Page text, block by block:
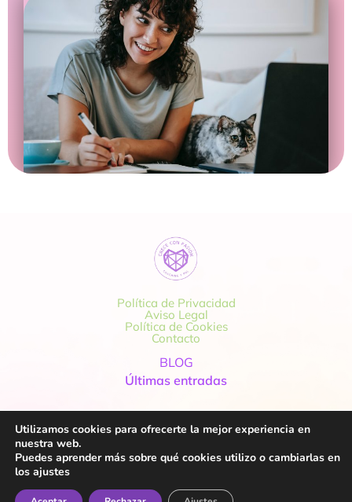
Política de Privacidad
Aviso Legal
Política de Cookies
Contacto
BLOG
Últimas entradas
© 2023 Crece Con Pasión
Todos los derechos reservados
Utilizamos cookies para ofrecerte la mejor experiencia en
nuestra web.
Puedes aprender más sobre qué cookies utilizo o cambiarlas en
los ajustes